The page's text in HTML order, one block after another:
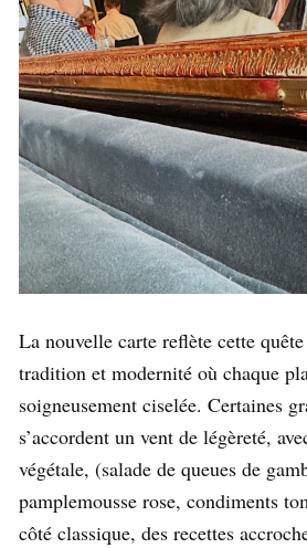
La nouvelle carte reflète cette
tradition et modernité où chaque
soigneusement ciselée. Certaines
s’accordent un vent de légèreté,
végétale, (salade de queues de
pamplemousse rose, condiments
côté classique, des recettes